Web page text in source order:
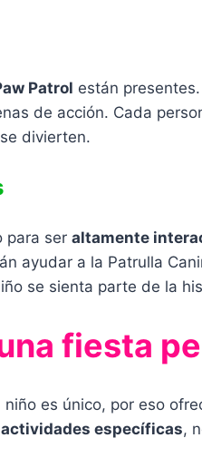
Patrol están
de acción. Cada
divierten.
para ser altamente
ayudar a la Patrulla
se sienta parte de la
fiesta
es único, por eso
actividades específicas,